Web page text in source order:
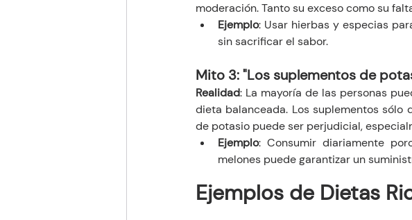
moderación. Tanto su exceso como su
Ejemplo: Usar hierbas y especias
sin sacrificar el sabor.
Mito 3: "Los suplementos de
Realidad: La mayoría de las personas
dieta balanceada. Los suplementos sólo
de potasio puede ser perjudicial,
Ejemplo: Consumir diariamente
melones puede garantizar un
Ejemplos de Dietas